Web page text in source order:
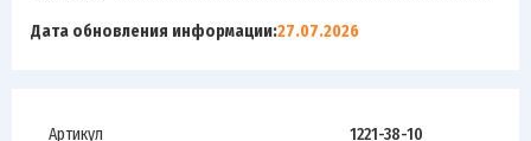
Дата обновления информации:27.07.2026
Артикул
1221-38-10